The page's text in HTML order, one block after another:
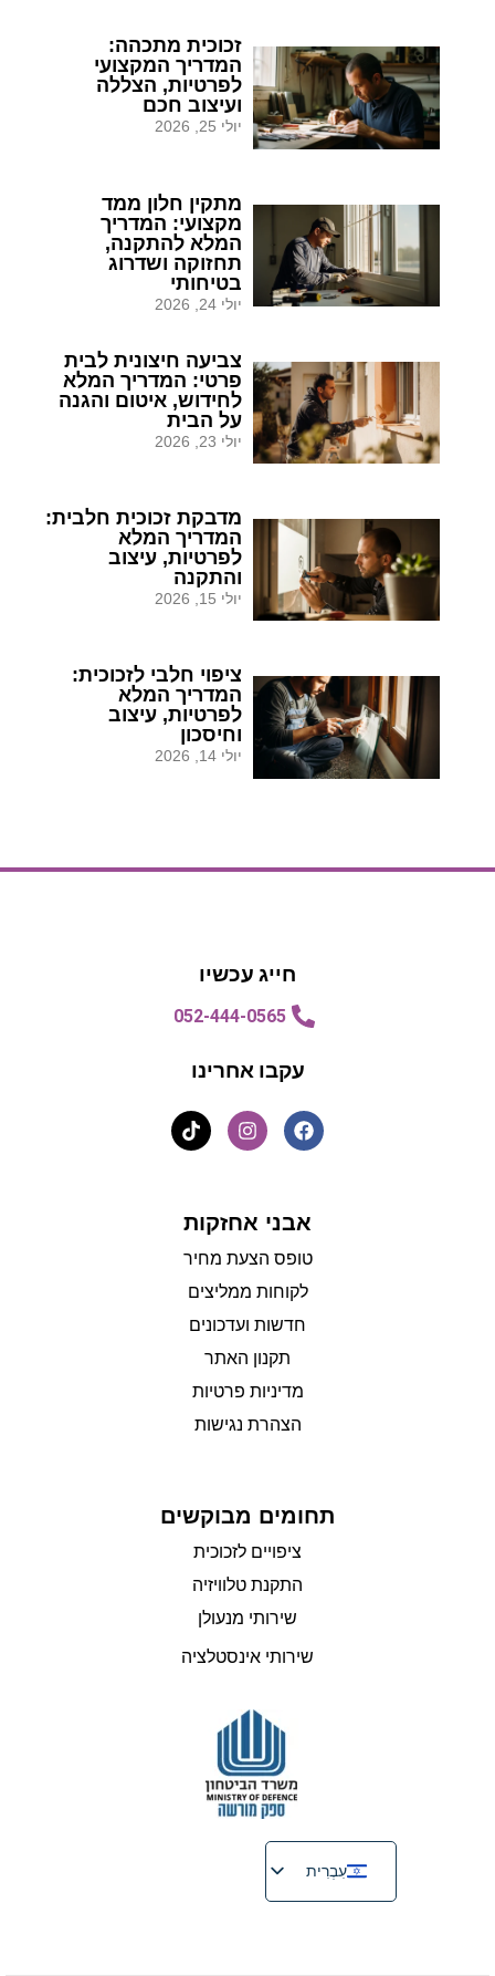
זכוכית מתכהה:
המדריך המקצועי
לפרטיות, הצללה
ועיצוב חכם
יולי 25, 2026
מתקין חלון ממד
מקצועי: המדריך
המלא להתקנה,
תחזוקה ושדרוג
בטיחותי
יולי 24, 2026
צביעה חיצונית לבית
פרטי: המדריך המלא
לחידוש, איטום והגנה
על הבית
יולי 23, 2026
מדבקת זכוכית חלבית:
המדריך המלא
לפרטיות, עיצוב
והתקנה
יולי 15, 2026
ציפוי חלבי לזכוכית:
המדריך המלא
לפרטיות, עיצוב
וחיסכון
יולי 14, 2026
חייג עכשיו
052-444-0565
עקבו אחרינו
אבני אחזקות
טופס הצעת מחיר
לקוחות ממליצים
חדשות ועדכונים
תקנון האתר
מדיניות פרטיות
הצהרת נגישות
תחומים מבוקשים
ציפויים לזכוכית
התקנת טלוויזיה
שירותי מנעולן
שירותי אינסטלציה
עִבְרִית
English